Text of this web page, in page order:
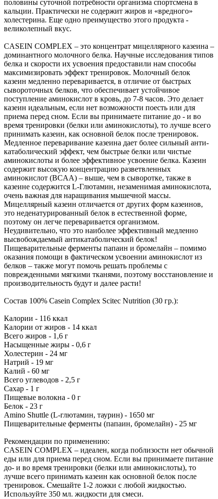
половины суточной потребности организма спортсмена в
кальции. Практически не содержит жиров и «вредного»
холестерина. Еще одно преимущество этого продукта -
великолепный вкус.
CASEIN COMPLEX – это концентрат мицеллярного казеина –
доминантного молочного белка. Научные исследования типов
белка и скорости их усвоения предоставили нам способы
максимизировать эффект тренировок. Молочный белок
казеин медленно переваривается, в отличие от быстрых
сывороточных белков, что обеспечивает устойчивое
поступление аминокислот в кровь, до 7-8 часов. Это делает
казеин идеальным, если нет возможности поесть или для
приема перед сном. Если вы принимаете питание до - и во
время тренировки (белки или аминокислоты), то лучше всего
принимать казеин, как основной белок после тренировок.
Медленное переваривание казеина дает более сильный анти-
катаболический эффект, чем быстрые белки или чистые
аминокислоты и более эффективное усвоение белка. Казеин
содержит высокую концентрацию разветвленных
аминокислот (BCAA) – выше, чем в сыворотке, также в
казеине содержится L-Глютамин, незаменимая аминокислота,
очень важная для наращивания мышечной массы.
Мицеллярный казеин отличается от других форм казеинов,
это неденатурированный белок в естественной форме,
поэтому он легче переваривается организмом.
Неудивительно, что это наиболее эффективный медленно
высвобождаемый антикатаболический белок!
Пищеварительные ферменты папаин и бромелайн – помимо
оказания помощи в фактическом усвоении аминокислот из
белков – также могут помочь решать проблемы с
поврежденными мягкими тканями, поэтому восстановление и
производительность будут и далее расти!
Состав 100% Casein Complex Scitec Nutrition (30 гр.):
Калории - 116 ккал
Калории от жиров - 14 ккал
Всего жиров - 1,6 г
Насыщенные жиры - 0,6 г
Холестерин - 24 мг
Натрий - 19 мг
Калий - 60 мг
Всего углеводов - 2,5 г
Сахар - 1 г
Пищевые волокна - 0 г
Белок - 23 г
Amino Shuttle (L-глютамин, таурин) - 1650 мг
Пищеварительные ферменты (папаин, бромелайн) - 25 мг
Рекомендации по применению:
CASEIN COMPLEX – идеален, когда поблизости нет обычной
еды или для приема перед сном. Если вы принимаете питание
до- и во время тренировки (белки или аминокислоты), то
лучше всего принимать казеин как основной белок после
тренировок. Смешайте 1-2 ложки с любой жидкостью.
Используйте 350 мл. жидкости для смеси.